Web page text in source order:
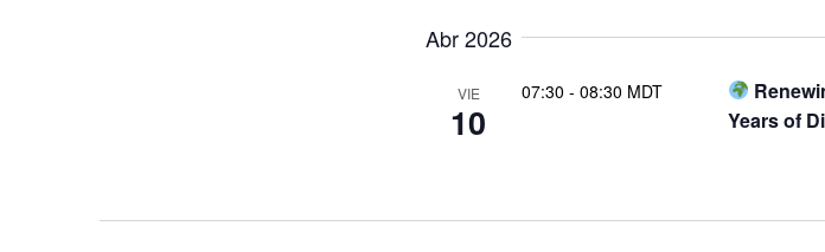
Abr 2026
VIE
10
07:30 - 08:30 MDT
Years of